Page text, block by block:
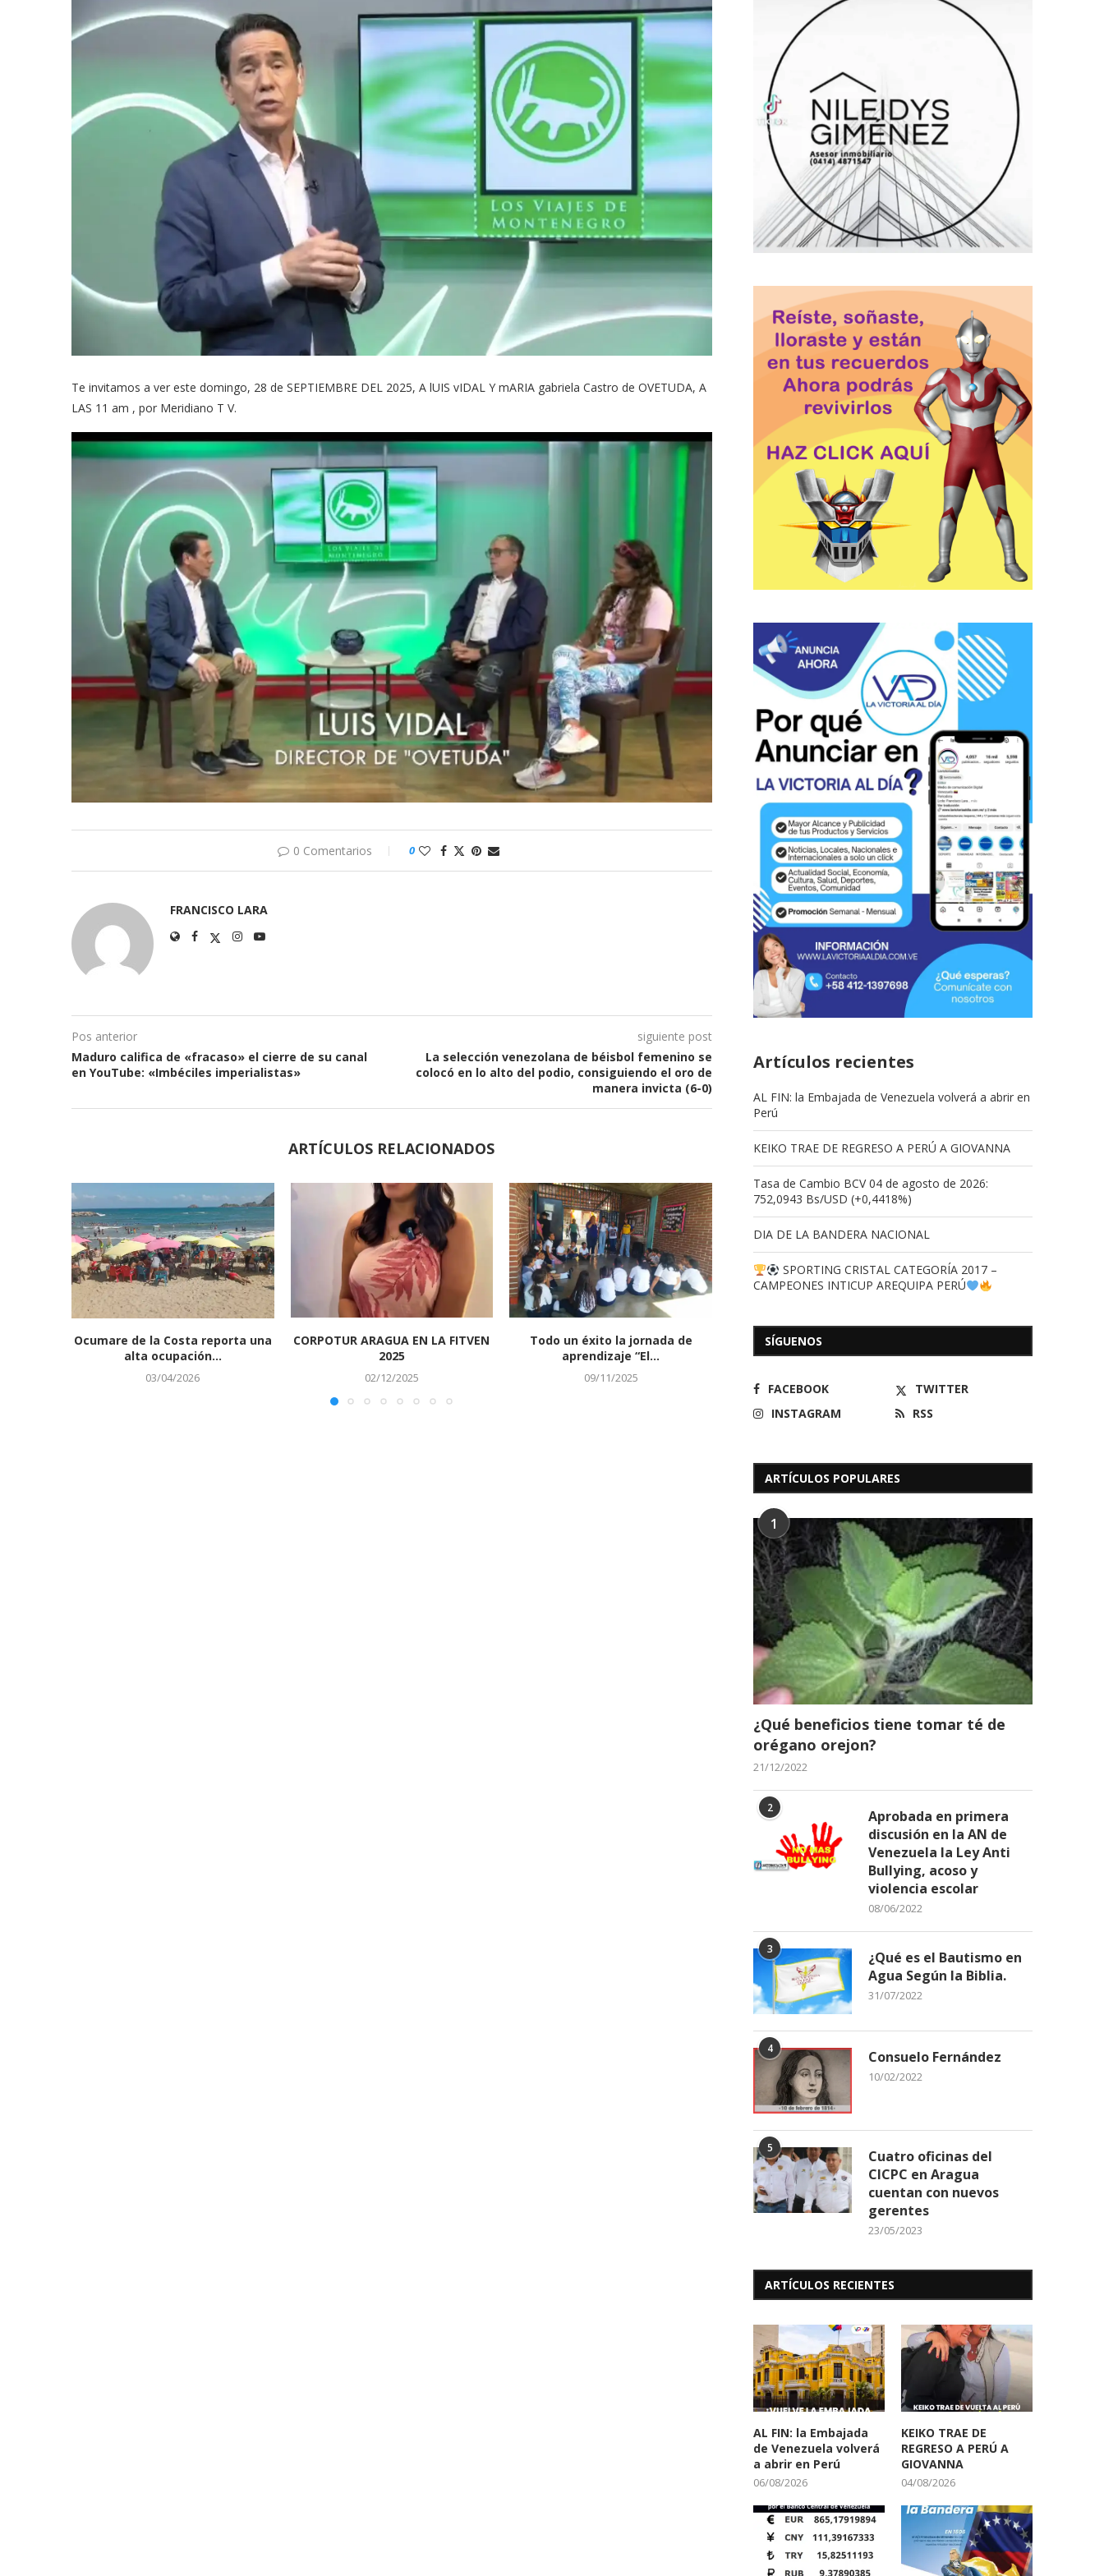
Te invitamos a ver este domingo, 28 de SEPTIEMBRE DEL 2025, A lUIS vIDAL Y mARIA gabriela Castro de OVETUDA, A
LAS 11 am , por Meridiano T V.
0 Comentarios 0
FRANCISCO LARA
Pos anterior
Maduro califica de «fracaso» el cierre de su canal
en YouTube: «Imbéciles imperialistas»
siguiente post
La selección venezolana de béisbol femenino se
colocó en lo alto del podio, consiguiendo el oro de
manera invicta (6-0)
ARTÍCULOS RELACIONADOS
‎Ocumare de la Costa reporta una
alta ocupación...
03/04/2026
CORPOTUR ARAGUA EN LA FITVEN
2025
02/12/2025
Todo un éxito la jornada de
aprendizaje “El...
09/11/2025
La Victoria se desbordo de
alegría durante colorido...
Artículos recientes
AL FIN: la Embajada de Venezuela volverá a abrir en
Perú
KEIKO TRAE DE REGRESO A PERÚ A GIOVANNA
Tasa de Cambio BCV 04 de agosto de 2026:
752,0943 Bs/USD (+0,4418%)
DIA DE LA BANDERA NACIONAL
SPORTING CRISTAL CATEGORÍA 2017 –
CAMPEONES INTICUP AREQUIPA PERÚ
SÍGUENOS
FACEBOOK
TWITTER
INSTAGRAM
RSS
ARTÍCULOS POPULARES
1
¿Qué beneficios tiene tomar té de
orégano orejon?
21/12/2022
2
Aprobada en primera
discusión en la AN de
Venezuela la Ley Anti
Bullying, acoso y
violencia escolar
08/06/2022
3
¿Qué es el Bautismo en
Agua Según la Biblia.
31/07/2022
4 Consuelo Fernández
10/02/2022
5
Cuatro oficinas del
CICPC en Aragua
cuentan con nuevos
gerentes
23/05/2023
ARTÍCULOS RECIENTES
AL FIN: la Embajada
de Venezuela volverá
a abrir en Perú
06/08/2026
KEIKO TRAE DE
REGRESO A PERÚ A
GIOVANNA
04/08/2026